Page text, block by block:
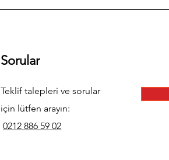
Sorular
Teklif talepleri ve sorular
için lütfen arayın:
0212 886 59 02